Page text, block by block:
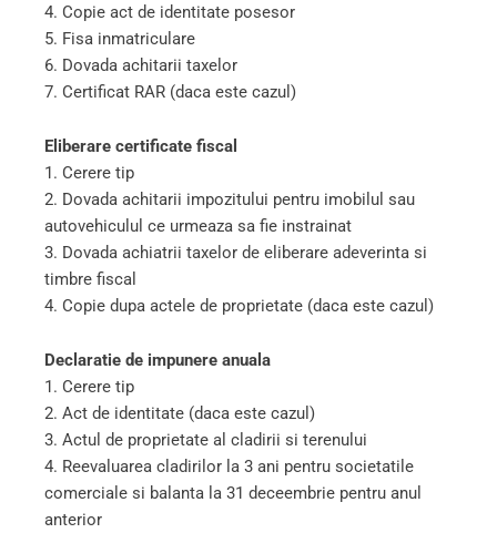
4. Copie act de identitate posesor
5. Fisa inmatriculare
6. Dovada achitarii taxelor
7. Certificat RAR (daca este cazul)
Eliberare certificate fiscal
1. Cerere tip
2. Dovada achitarii impozitului pentru imobilul sau
autovehiculul ce urmeaza sa fie instrainat
3. Dovada achiatrii taxelor de eliberare adeverinta si
timbre fiscal
4. Copie dupa actele de proprietate (daca este cazul)
Declaratie de impunere anuala
1. Cerere tip
2. Act de identitate (daca este cazul)
3. Actul de proprietate al cladirii si terenului
4. Reevaluarea cladirilor la 3 ani pentru societatile
comerciale si balanta la 31 deceembrie pentru anul
anterior